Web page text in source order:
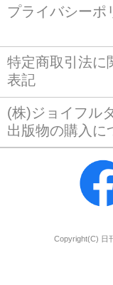
プライバシーポ
特定商取引法に
表記
(株)ジョイフル
出版物の購入に
Copyright(C) 日